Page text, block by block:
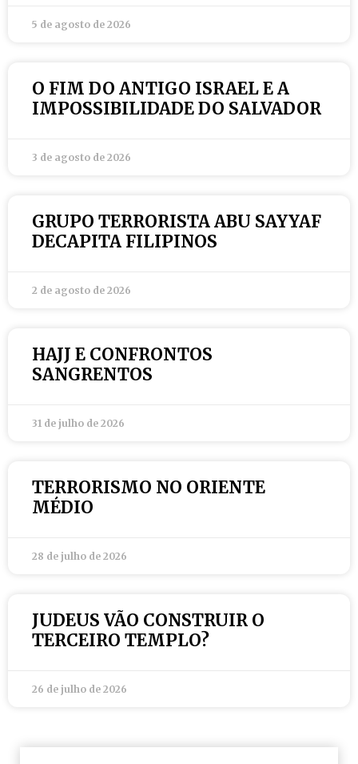
5 de agosto de 2026
O FIM DO ANTIGO ISRAEL E A
IMPOSSIBILIDADE DO SALVADOR
3 de agosto de 2026
GRUPO TERRORISTA ABU SAYYAF
DECAPITA FILIPINOS
2 de agosto de 2026
HAJJ E CONFRONTOS
SANGRENTOS
31 de julho de 2026
TERRORISMO NO ORIENTE
MÉDIO
28 de julho de 2026
JUDEUS VÃO CONSTRUIR O
TERCEIRO TEMPLO?
26 de julho de 2026